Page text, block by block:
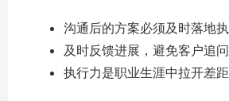
沟通后的方案必须及时落地执
及时反馈进展，避免客户追问
执行力是职业生涯中拉开差距